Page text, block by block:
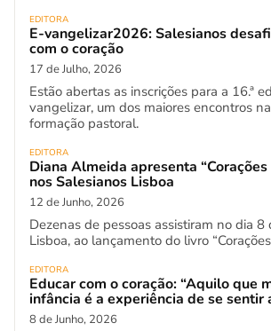
EDITORA
E-vangelizar2026: Salesianos
com o coração
17 de Julho, 2026
Estão abertas as inscrições para a 16.ª
vangelizar, um dos maiores encontros
formação pastoral.
EDITORA
Diana Almeida apresenta
nos Salesianos Lisboa
12 de Junho, 2026
Dezenas de pessoas assistiram no dia 8
Lisboa, ao lançamento do livro
EDITORA
Educar com o coração: “Aquilo que
infância é a experiência de se sentir
8 de Junho, 2026